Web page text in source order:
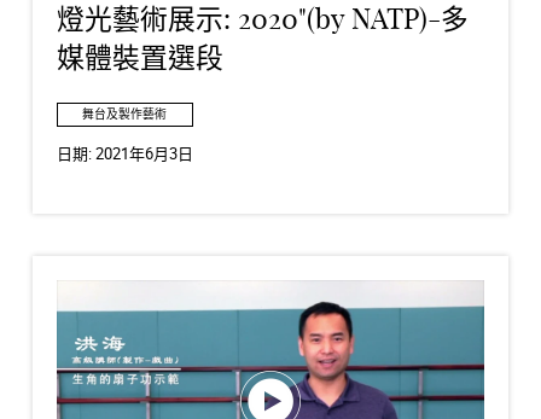
燈光藝術展示: 2020"(by NATP)-多
媒體裝置選段
舞台及製作藝術
日期:2021年6月3日